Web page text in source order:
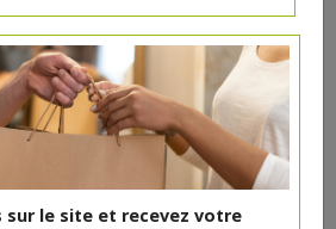
sur le site et recevez votre
6€/pc
pour le moment.